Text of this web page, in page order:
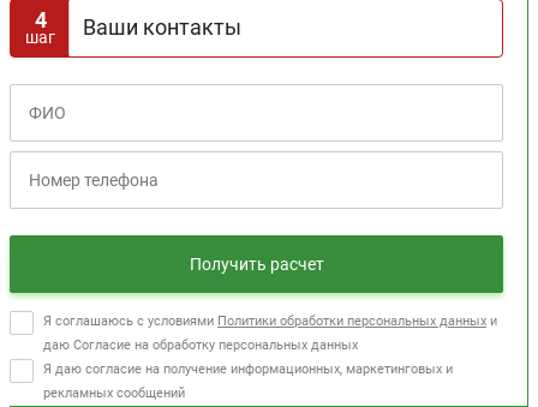
4
шаг Ваши контакты
Получить расчет
Я соглашаюсь с условиями Политики обработки персональных данных и
даю Согласие на обработку персональных данных
Я даю согласие на получение информационных, маркетинговых и
рекламных сообщений